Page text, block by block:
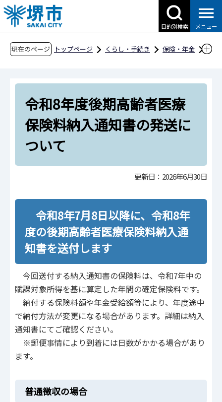
こ
の
ペ
目的別検索 メニュー
現在のページ トップページ くらし・手続き
保険・年金
後期高齢者医療からのお知らせ
令和8年度後期高齢者医療保険料納入通知書の
発送について
令和8年度後期高齢者医療
保険料納入通知書の発送に
ついて
更新日：2026年6月30日
令和8年7月8日以降に、令和8年
度の後期高齢者医療保険料納入通
知書を送付します
今回送付する納入通知書の保険料は、令和7年中の
賦課対象所得を基に算定した年間の確定保険料です。
納付する保険料額や年金受給額等により、年度途中
で納付方法が変更になる場合があります。詳細は納入
通知書にてご確認ください。
※郵便事情により到着には日数がかかる場合があり
ます。
普通徴収の場合